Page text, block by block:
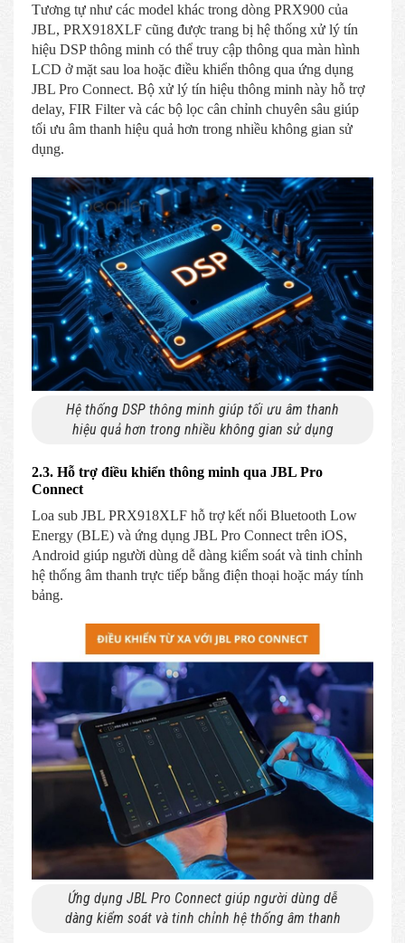
Tương tự như các model khác trong dòng PRX900 của
JBL, PRX918XLF cũng được trang bị hệ thống xử lý tín
hiệu DSP thông minh có thể truy cập thông qua màn hình
LCD ở mặt sau loa hoặc điều khiển thông qua ứng dụng
JBL Pro Connect. Bộ xử lý tín hiệu thông minh này hỗ trợ
delay, FIR Filter và các bộ lọc cân chỉnh chuyên sâu giúp
tối ưu âm thanh hiệu quả hơn trong nhiều không gian sử
dụng.
Hệ thống DSP thông minh giúp tối ưu âm thanh
hiệu quả hơn trong nhiều không gian sử dụng
2.3. Hỗ trợ điều khiển thông minh qua JBL Pro
Connect
Loa sub JBL PRX918XLF hỗ trợ kết nối Bluetooth Low
Energy (BLE) và ứng dụng JBL Pro Connect trên iOS,
Android giúp người dùng dễ dàng kiểm soát và tinh chỉnh
hệ thống âm thanh trực tiếp bằng điện thoại hoặc máy tính
bảng.
Ứng dụng JBL Pro Connect giúp người dùng dễ
dàng kiểm soát và tinh chỉnh hệ thống âm thanh